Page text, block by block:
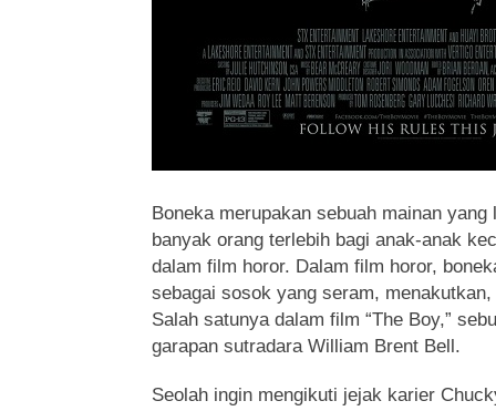
Boneka merupakan sebuah mainan
banyak orang terlebih bagi anak-anak
dalam film horor. Dalam film horor,
sebagai sosok yang seram,
Salah satunya dalam film “The Boy,”
garapan sutradara William Brent Bell.
Seolah ingin mengikuti jejak karier